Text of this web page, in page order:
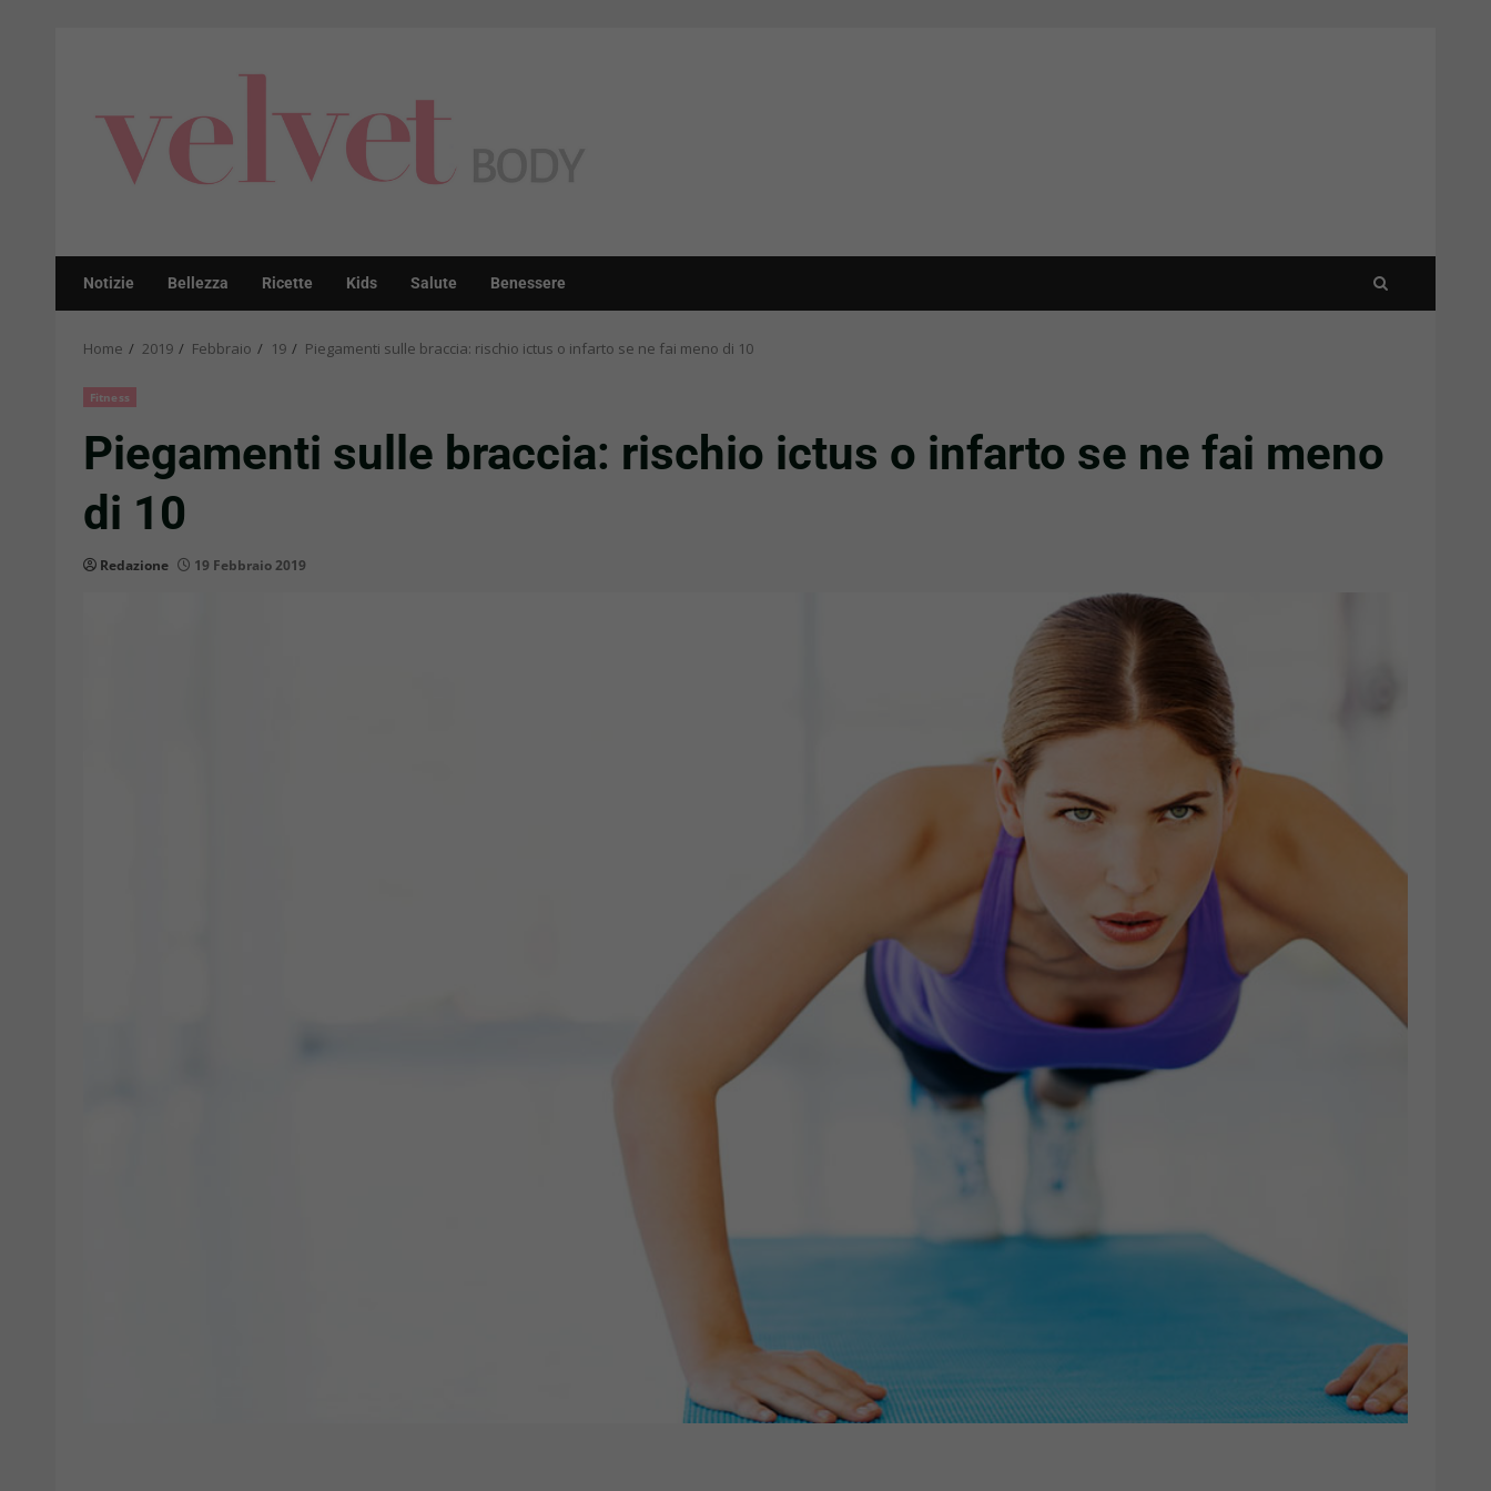
Notizie Bellezza Ricette Kids Salute Benessere
Home 2019 Febbraio 19 Piegamenti sulle braccia: rischio ictus o infarto se ne fai meno di 10
Fitness
Piegamenti sulle braccia: rischio ictus o infarto se ne fai meno
di 10
Redazione 19 Febbraio 2019